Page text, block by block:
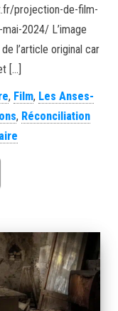
projection-de-film-
2024/ L’image
l’article original car
[…]
, Film, Les Anses-
, Réconciliation